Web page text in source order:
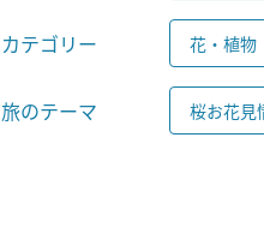
カテゴリー 花・植物
旅のテーマ 桜お花見